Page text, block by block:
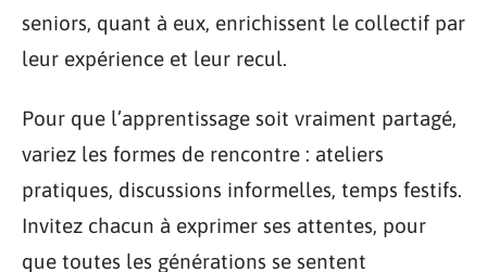
seniors, quant à eux, enrichissent le collectif par
leur expérience et leur recul.
Pour que l’apprentissage soit vraiment partagé,
variez les formes de rencontre : ateliers
pratiques, discussions informelles, temps festifs.
Invitez chacun à exprimer ses attentes, pour
que toutes les générations se sentent